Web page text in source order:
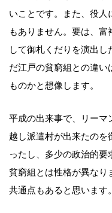
いことです。また、役人
もありません。要は、富
して御札くだりを演出
だ江戸の貧窮組との違い
ものかと想像します。
平成の出来事で、リーマ
越し派遣村が出来たのを
ったし、多少の政治的
貧窮組とは性格が異なり
共通点もあると思います。